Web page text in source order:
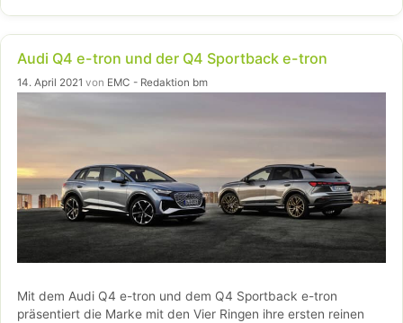
Audi Q4 e-tron und der Q4 Sportback e-tron
14. April 2021 von EMC - Redaktion bm
Mit dem Audi Q4 e-tron und dem Q4 Sportback e-tron
präsentiert die Marke mit den Vier Ringen ihre ersten reinen